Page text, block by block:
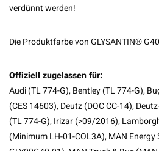
verdünnt werden!
Die Produktfarbe von GLYSANTIN®
Offiziell zugelassen für:
Audi (TL 774-G), Bentley (TL 774-G),
(CES 14603), Deutz (DQC CC-14),
(TL 774-G), Irizar (>09/2016),
(Minimum LH-01-COL3A), MAN Energy